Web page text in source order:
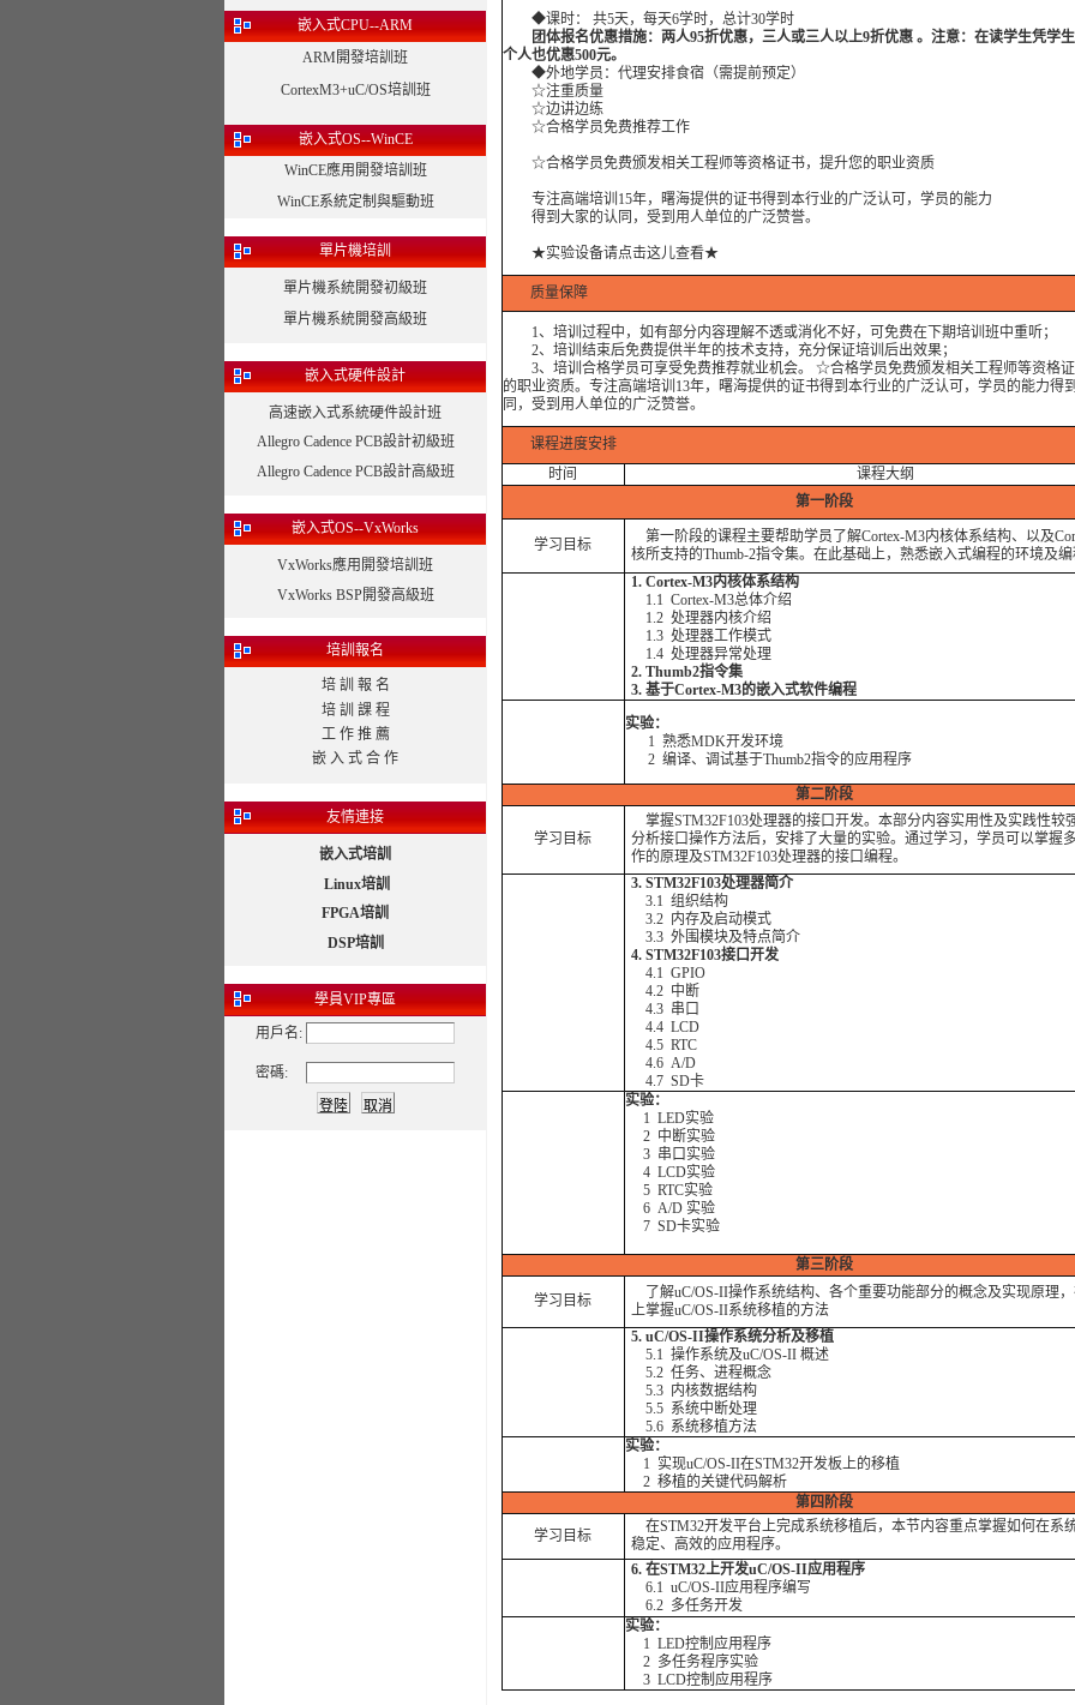
嵌入式CPU--ARM
ARM開發培訓班
CortexM3+uC/OS培訓班
嵌入式OS--WinCE
WinCE應用開發培訓班
WinCE系統定制與驅動班
單片機培訓
單片機系統開發初級班
單片機系統開發高級班
嵌入式硬件設計
高速嵌入式系統硬件設計班
Allegro Cadence PCB設計初級班
Allegro Cadence PCB設計高級班
嵌入式OS--VxWorks
VxWorks應用開發培訓班
VxWorks BSP開發高級班
培訓報名
培 訓 報 名
培 訓 課 程
工 作 推 薦
嵌 入 式 合 作
友情連接
嵌入式培訓
Linux培訓
FPGA培訓
DSP培訓
學員VIP專區
用戶名:
密碼:
◆课时： 共5天，每天6学时，总计30学时
团体报名优惠措施：两人95折优惠，三人或三人以上9折优惠 。注意：在读学生凭学
个人也优惠500元。
◆外地学员：代理安排食宿（需提前预定）
☆注重质量
☆边讲边练
☆合格学员免费推荐工作
☆合格学员免费颁发相关工程师等资格证书，提升您的职业资质
专注高端培训15年，曙海提供的证书得到本行业的广泛认可，学员的能力
得到大家的认同，受到用人单位的广泛赞誉。
★实验设备请点击这儿查看★
质量保障
1、培训过程中，如有部分内容理解不透或消化不好，可免费在下期培训班中重听；
2、培训结束后免费提供半年的技术支持，充分保证培训后出效果；
3、培训合格学员可享受免费推荐就业机会。 ☆合格学员免费颁发相关工程师等资格
的职业资质。专注高端培训13年，曙海提供的证书得到本行业的广泛认可，学员的能力得
同，受到用人单位的广泛赞誉。
课程进度安排
时间
课程大纲
第一阶段
学习目标
第一阶段的课程主要帮助学员了解Cortex-M3内核体系结构、以及
核所支持的Thumb-2指令集。在此基础上，熟悉嵌入式编程的环境及编
1. Cortex-M3内核体系结构
1.1 Cortex-M3总体介绍
1.2 处理器内核介绍
1.3 处理器工作模式
1.4 处理器异常处理
2. Thumb2指令集
3. 基于Cortex-M3的嵌入式软件编程
实验：
1 熟悉MDK开发环境
2 编译、调试基于Thumb2指令的应用程序
第二阶段
学习目标
掌握STM32F103处理器的接口开发。本部分内容实用性及实践性较
分析接口操作方法后，安排了大量的实验。通过学习，学员可以掌握
作的原理及STM32F103处理器的接口编程。
3. STM32F103处理器简介
3.1 组织结构
3.2 内存及启动模式
3.3 外围模块及特点简介
4. STM32F103接口开发
4.1 GPIO
4.2 中断
4.3 串口
4.4 LCD
4.5 RTC
4.6 A/D
4.7 SD卡
实验：
1 LED实验
2 中断实验
3 串口实验
4 LCD实验
5 RTC实验
6 A/D 实验
7 SD卡实验
第三阶段
学习目标
了解uC/OS-II操作系统结构、各个重要功能部分的概念及实现原理
上掌握uC/OS-II系统移植的方法
5. uC/OS-II操作系统分析及移植
5.1 操作系统及uC/OS-II 概述
5.2 任务、进程概念
5.3 内核数据结构
5.5 系统中断处理
5.6 系统移植方法
实验：
1 实现uC/OS-II在STM32开发板上的移植
2 移植的关键代码解析
第四阶段
学习目标
在STM32开发平台上完成系统移植后，本节内容重点掌握如何在系
稳定、高效的应用程序。
6. 在STM32上开发uC/OS-II应用程序
6.1 uC/OS-II应用程序编写
6.2 多任务开发
实验：
1 LED控制应用程序
2 多任务程序实验
3 LCD控制应用程序